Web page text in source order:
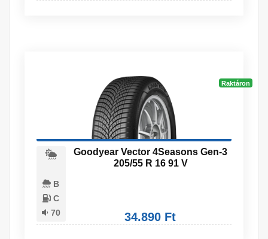
Raktáron
B
C
70
Goodyear Vector 4Seasons Gen-3
205/55 R 16 91 V
34.890 Ft